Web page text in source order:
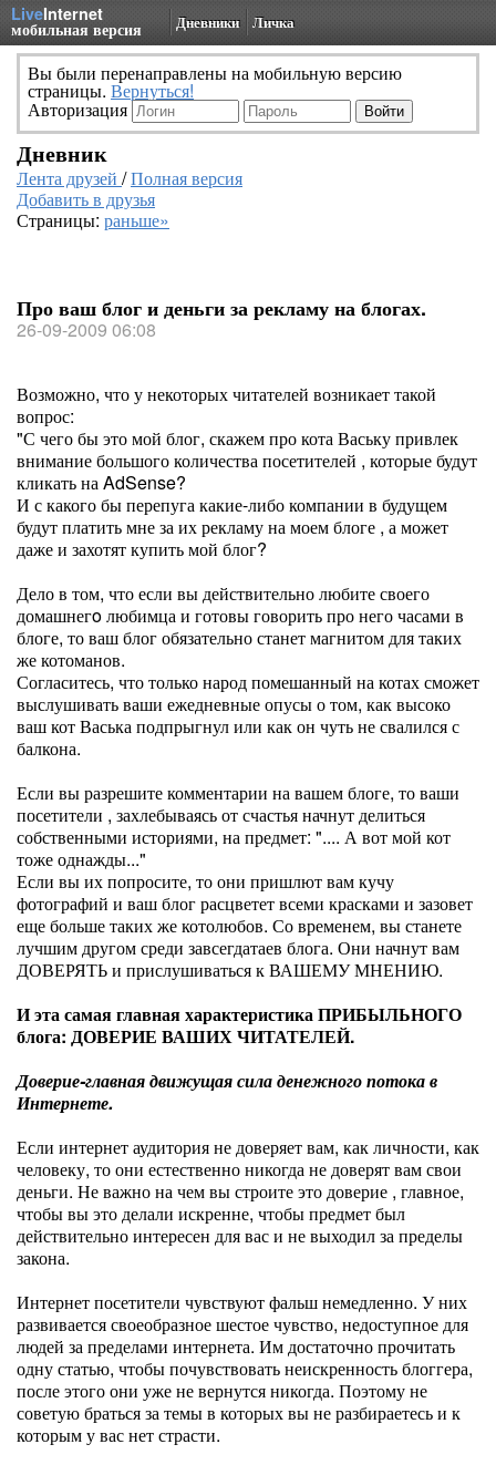
LiveInternet
мобильная версия Дневники Личка
Вы были перенаправлены на мобильную версию
страницы. Вернуться!
Авторизация
Дневник
Лента друзей /Полная версия
Добавить в друзья
Страницы: раньше»
Про ваш блог и деньги за рекламу на блогах.
26-09-2009 06:08
Возможно, что у некоторых читателей возникает такой
вопрос:
"С чего бы это мой блог, скажем про кота Ваську привлек
внимание большого количества посетителей , которые будут
кликать на AdSense?
И с какого бы перепуга какие-либо компании в будущем
будут платить мне за их рекламу на моем блоге , а может
даже и захотят купить мой блог?
Дело в том, что если вы действительно любите своего
домашнегo любимца и готовы говорить про него часами в
блоге, то ваш блог обязательно станет магнитом для таких
же котоманов.
Согласитесь, что только народ помешанный на котах сможет
выслушивать ваши ежедневные опусы о том, как высоко
ваш кот Васька подпрыгнул или как он чуть не свалился с
балкона.
Если вы разрешите комментарии на вашем блоге, то ваши
посетители , захлебываясь от счастья начнут делиться
собственными историями, на предмет: ".... А вот мой кот
тоже однажды..."
Если вы их попросите, то они пришлют вам кучу
фотографий и ваш блог расцветет всеми красками и зазовет
еще больше таких же котолюбов. Со временем, вы станете
лучшим другом среди завсегдатаев блога. Они начнут вам
ДОВЕРЯТЬ и прислушиваться к ВАШЕМУ МНЕНИЮ.
И эта самая главная характеристика ПРИБЫЛЬНОГО
блога: ДОВЕРИЕ ВАШИХ ЧИТАТЕЛЕЙ.
Доверие-главная движущая сила денежного потока в
Интернете.
Если интернет аудитория не доверяет вам, как личности, как
человеку, то они естественно никогда не доверят вам свои
деньги. Не важно на чем вы строите это доверие , главное,
чтобы вы это делали искренне, чтобы предмет был
действительно интересен для вас и не выходил за пределы
закона.
Интернет посетители чувствуют фальш немедленно. У них
развивается своеобразное шестое чувство, недоступное для
людей за пределами интернета. Им достаточно прочитать
одну статью, чтобы почувствовать неискренность блоггера,
после этого они уже не вернутся никогда. Поэтому не
советую браться за темы в которых вы не разбираетесь и к
которым у вас нет страсти.